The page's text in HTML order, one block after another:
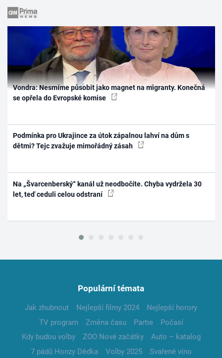
Vondra: Nesmíme působit jako magnet na migranty. Konečná
se opřela do Evropské komise
Podmínka pro Ukrajince za útok zápalnou lahví na dům s
dětmi? Tejc zvažuje mimořádný zásah
Na „Švarcenberský“ kanál už neodbočíte. Chyba vydržela 30
let, teď ceduli celou odstraní
Populární témata
Jak zhubnout Nejlepší filmy 2024
Nejlepší horory
TV program
Změna času Partie
Počasí
Kdy budou volby
ZOO Nové začátky
Auto – katalog
7 pádů Honzy Dědka
Volby 2025
Svařené víno